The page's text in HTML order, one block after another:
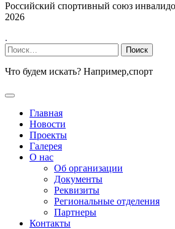
Российский спортивный союз
2026
.
Найти:
Что будем искать? Например,спорт
Главная
Новости
Проекты
Галерея
О нас
Об организации
Документы
Реквизиты
Региональные отделения
Партнеры
Контакты